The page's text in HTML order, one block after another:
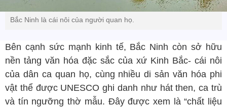
Bắc Ninh là cái nôi của người quan họ.
Bên cạnh sức mạnh kinh tế, Bắc Ninh còn sở hữu
nền tảng văn hóa đặc sắc của xứ Kinh Bắc- cái nôi
của dân ca quan họ, cùng nhiều di sản văn hóa phi
vật thể được UNESCO ghi danh như hát then, ca trù
và tín ngưỡng thờ mẫu. Đây được xem là “chất liệu